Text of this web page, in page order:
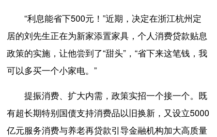
“利息能省下500元！”近期，决定在浙江杭州定
居的刘先生正在为新家添置家具，个人消费贷款贴息
政策的实施，让他尝到了“甜头”，“省下来这笔钱，我
可以多买一个小家电。”
提振消费、扩大内需，政策实招一个接一个。既
有超长期特别国债支持消费品以旧换新，又设立5000
亿元服务消费与养老再贷款引导金融机构加大高质量